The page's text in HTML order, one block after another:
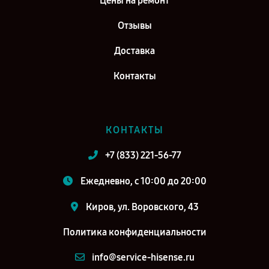
Отзывы
Доставка
Контакты
КОНТАКТЫ
+7 (833) 221-56-77
Ежедневно, с 10:00 до 20:00
Киров, ул. Воровского, 43
Политика конфиденциальности
info@service-hisense.ru